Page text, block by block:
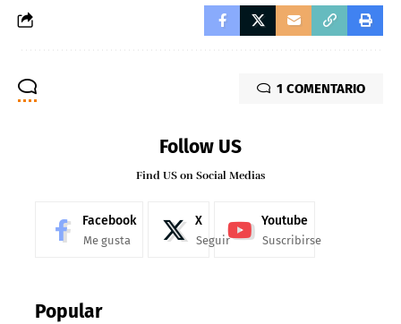
1 COMENTARIO
Follow US
Find US on Social Medias
Facebook
Me gusta
X
Seguir
Youtube
Suscribirse
Popular